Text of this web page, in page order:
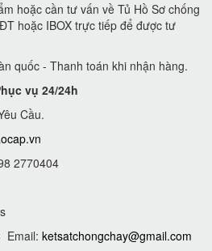
hoặc cần tư vấn về Tủ Hồ Sơ chống
hoặc IBOX trực tiếp để được tư
quốc - Thanh toán khi nhận hàng.
vụ 24/24h
Cầu.
2770404
Email: ketsatchongchay@gmail.com